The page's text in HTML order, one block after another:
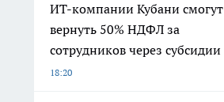
ИТ-компании Кубани смогут
вернуть 50% НДФЛ за
сотрудников через субсидии
18:20